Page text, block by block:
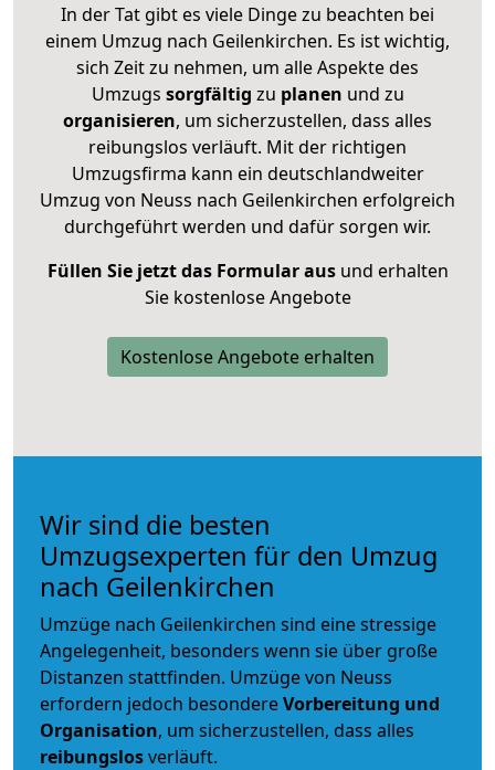
In der Tat gibt es viele Dinge zu beachten bei
einem Umzug nach Geilenkirchen. Es ist wichtig,
sich Zeit zu nehmen, um alle Aspekte des
Umzugs sorgfältig zu planen und zu
organisieren, um sicherzustellen, dass alles
reibungslos verläuft. Mit der richtigen
Umzugsfirma kann ein deutschlandweiter
Umzug von Neuss nach Geilenkirchen erfolgreich
durchgeführt werden und dafür sorgen wir.
Füllen Sie jetzt das Formular ausund erhalten
Sie kostenlose Angebote
Kostenlose Angebote erhalten
Wir sind die besten
Umzugsexperten für den Umzug
nach Geilenkirchen
Umzüge nach Geilenkirchen sind eine stressige
Angelegenheit, besonders wenn sie über große
Distanzen stattfinden. Umzüge von Neuss
erfordern jedoch besondereVorbereitung und
Organisation, um sicherzustellen, dass alles
reibungslosverläuft.